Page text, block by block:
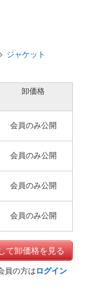
ジャケット
卸価格
会員のみ公開
会員のみ公開
会員のみ公開
会員のみ公開
て卸価格を見る
員の方は ログイン